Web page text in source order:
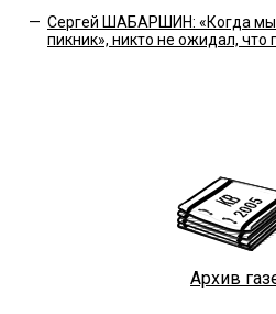
— Сергей ШАБАРШИН: «Когда мы
пикник», никто не ожидал, что
Архив